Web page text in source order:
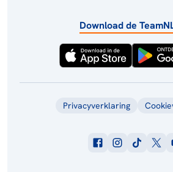
Download de
Privacyverklaring